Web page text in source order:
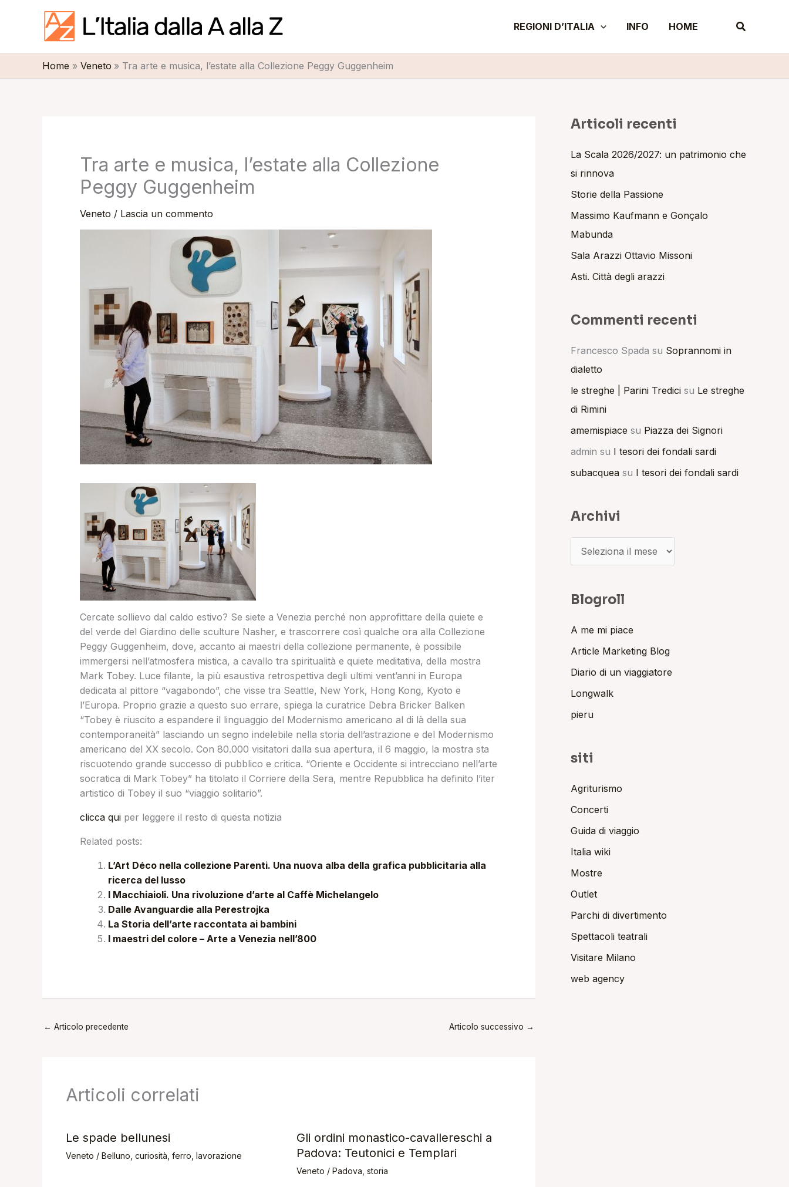
REGIONI D’ITALIA INFO HOME Cerca
Home Veneto Tra arte e musica, l’estate alla Collezione Peggy Guggenheim
Tra arte e musica, l’estate alla Collezione
Peggy Guggenheim
Veneto / Lascia un commento
Cercate sollievo dal caldo estivo? Se siete a Venezia perché non approfittare della quiete e
del verde del Giardino delle sculture Nasher, e trascorrere così qualche ora alla Collezione
Peggy Guggenheim, dove, accanto ai maestri della collezione permanente, è possibile
immergersi nell’atmosfera mistica, a cavallo tra spiritualità e quiete meditativa, della mostra
Mark Tobey. Luce filante, la più esaustiva retrospettiva degli ultimi vent’anni in Europa
dedicata al pittore “vagabondo”, che visse tra Seattle, New York, Hong Kong, Kyoto e
l’Europa. Proprio grazie a questo suo errare, spiega la curatrice Debra Bricker Balken
“Tobey è riuscito a espandere il linguaggio del Modernismo americano al di là della sua
contemporaneità” lasciando un segno indelebile nella storia dell’astrazione e del Modernismo
americano del XX secolo. Con 80.000 visitatori dalla sua apertura, il 6 maggio, la mostra sta
riscuotendo grande successo di pubblico e critica. “Oriente e Occidente si intrecciano nell’arte
socratica di Mark Tobey” ha titolato il Corriere della Sera, mentre Repubblica ha definito l’iter
artistico di Tobey il suo “viaggio solitario”.
clicca qui per leggere il resto di questa notizia
Related posts:
L’Art Déco nella collezione Parenti. Una nuova alba della grafica pubblicitaria alla
ricerca del lusso
I Macchiaioli. Una rivoluzione d’arte al Caffè Michelangelo
Dalle Avanguardie alla Perestrojka
La Storia dell’arte raccontata ai bambini
I maestri del colore – Arte a Venezia nell’800
← Articolo precedente Articolo successivo →
Articoli correlati
Le spade bellunesi
Veneto / Belluno curiosità ferro lavorazione
Gli ordini monastico-cavallereschi a
Padova: Teutonici e Templari
Veneto / Padova storia
Articoli recenti
La Scala 2026/2027: un patrimonio che
si rinnova
Storie della Passione
Massimo Kaufmann e Gonçalo
Mabunda
Sala Arazzi Ottavio Missoni
Asti. Città degli arazzi
Commenti recenti
Francesco Spada su Soprannomi in
dialetto
le streghe | Parini Tredici su Le streghe
di Rimini
amemispiace su Piazza dei Signori
admin su I tesori dei fondali sardi
subacquea su I tesori dei fondali sardi
Archivi
r
Blogroll
A me mi piace
Article Marketing Blog
Diario di un viaggiatore
Longwalk
pieru
siti
Agriturismo
Concerti
Guida di viaggio
Italia wiki
Mostre
Outlet
Parchi di divertimento
Spettacoli teatrali
Visitare Milano
web agency